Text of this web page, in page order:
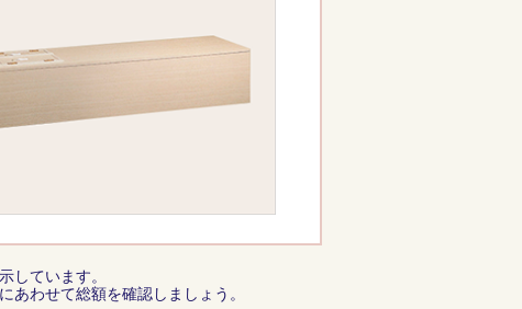
しています。
わせて総額を確認しましょう。